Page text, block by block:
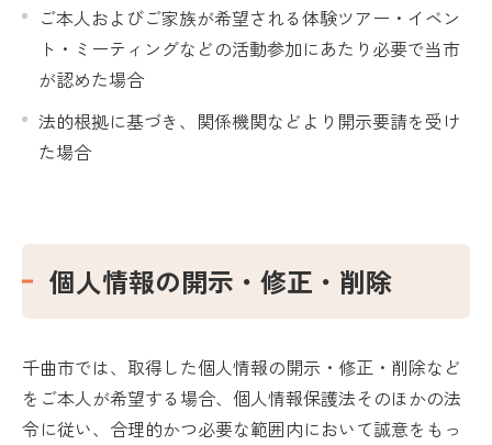
ご本人およびご家族が希望される体験ツアー・イベン
ト・ミーティングなどの活動参加にあたり必要で当市
が認めた場合
法的根拠に基づき、関係機関などより開示要請を受け
た場合
個人情報の開示・修正・削除
千曲市では、取得した個人情報の開示・修正・削除など
をご本人が希望する場合、個人情報保護法そのほかの法
令に従い、合理的かつ必要な範囲内において誠意をもっ